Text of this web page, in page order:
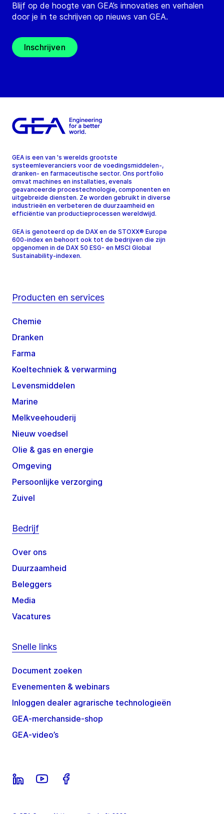
Blijf op de hoogte van GEA’s innovaties en verhalen
door je in te schrijven op nieuws van GEA.
Inschrijven
GEA is een van 's werelds grootste
systeemleveranciers voor de voedingsmiddelen-,
dranken- en farmaceutische sector. Ons portfolio
omvat machines en installaties, evenals
geavanceerde procestechnologie, componenten en
uitgebreide diensten. Ze worden gebruikt in diverse
industrieën en verbeteren de duurzaamheid en
efficiëntie van productieprocessen wereldwijd.
GEA is genoteerd op de DAX en de STOXX® Europe
600-index en behoort ook tot de bedrijven die zijn
opgenomen in de DAX 50 ESG- en MSCI Global
Sustainability-indexen.
Producten en services
Chemie
Dranken
Farma
Koeltechniek & verwarming
Levensmiddelen
Marine
Melkveehouderij
Nieuw voedsel
Olie & gas en energie
Omgeving
Persoonlijke verzorging
Zuivel
Bedrijf
Over ons
Duurzaamheid
Beleggers
Media
Vacatures
Snelle links
Document zoeken
Evenementen & webinars
Inloggen dealer agrarische technologieën
GEA-merchanside-shop
GEA-video’s